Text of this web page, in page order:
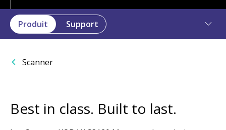
Produit Support
Scanner
Best in class. Built to last.